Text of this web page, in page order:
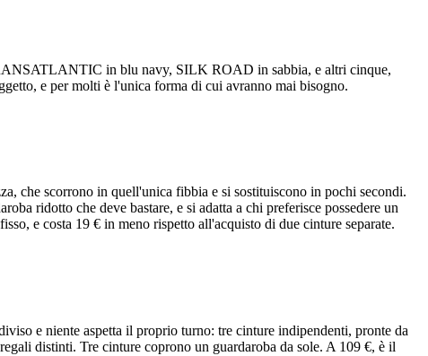
in blu navy, SILK ROAD in sabbia, e altri cinque,
e per molti è l'unica forma di cui avranno mai bisogno.
che scorrono in quell'unica fibbia e si sostituiscono in pochi secondi.
ridotto che deve bastare, e si adatta a chi preferisce possedere un
e costa 19 € in meno rispetto all'acquisto di due cinture separate.
e niente aspetta il proprio turno: tre cinture indipendenti, pronte da
distinti. Tre cinture coprono un guardaroba da sole. A 109 €, è il